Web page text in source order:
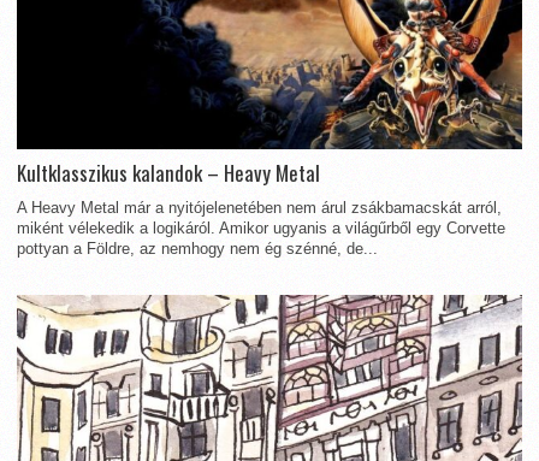
Kultklasszikus kalandok – Heavy Metal
A Heavy Metal már a nyitójelenetében nem árul zsákbamacskát arról,
miként vélekedik a logikáról. Amikor ugyanis a világűrből egy Corvette
pottyan a Földre, az nemhogy nem ég szénné, de...